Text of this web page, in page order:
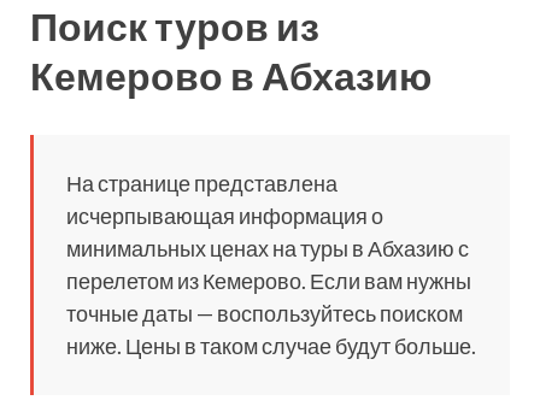
Поиск туров из
Кемерово в Абхазию
На странице представлена
исчерпывающая информация о
минимальных ценах на туры в Абхазию с
перелетом из Кемерово. Если вам нужны
точные даты — воспользуйтесь поиском
ниже. Цены в таком случае будут больше.